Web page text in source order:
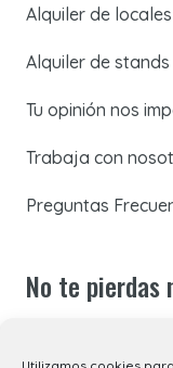
Alquiler de locales
Alquiler de stands
Tu opinión nos
Trabaja con
Preguntas
No te pierdas